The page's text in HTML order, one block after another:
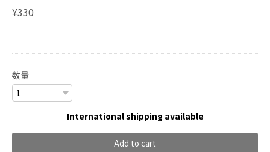
¥330
数量
International shipping available
Add to cart